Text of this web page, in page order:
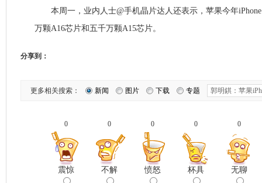
本周一，业内人士@手机晶片达人还表示，苹果今年
万颗A16芯片和五千万颗A15芯片。
分享到：
更多相关搜索： 新闻 图片 下载 专题
0
震惊
0
不解
0
愤怒
0
杯具
0
无聊